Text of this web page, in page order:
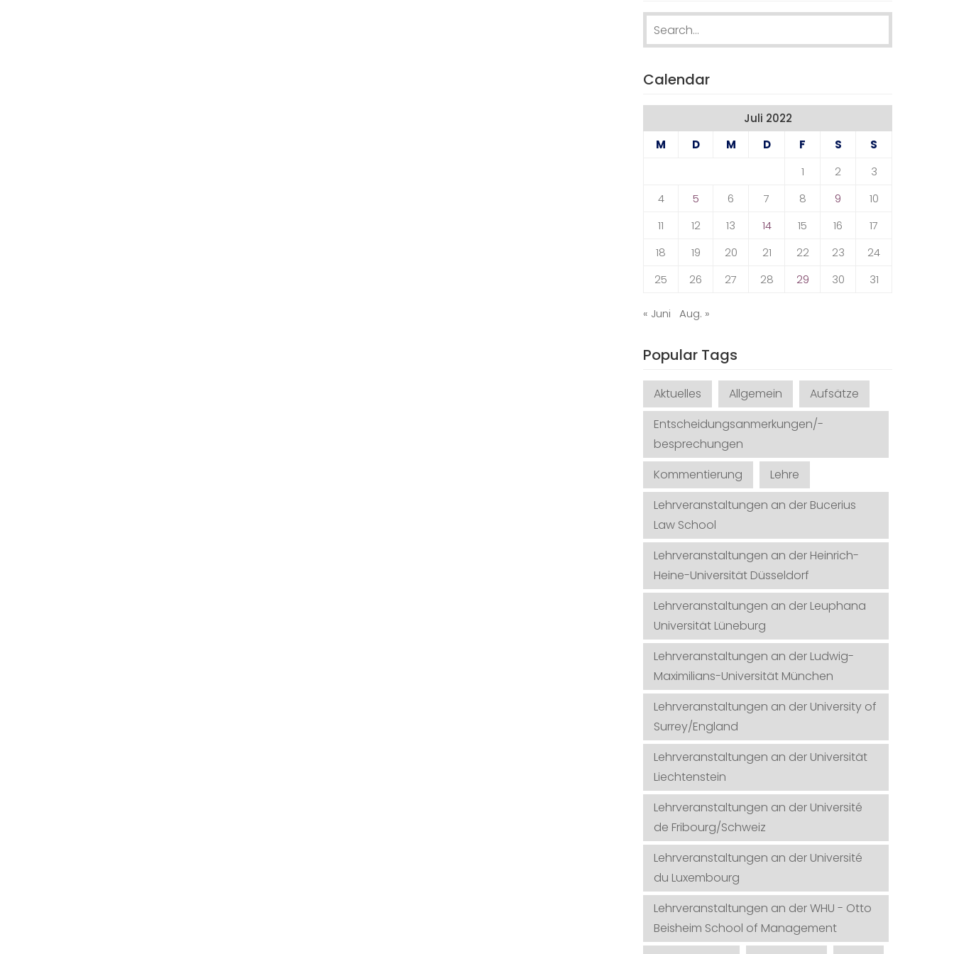
Calendar
Juli 2022
M
D M D F S
S
1
2
3
4
5 6 7 8 9
10
11
12 13 14 15 16
17
18
19 20 21 22 23
24
25
26 27 28 29 30 31
« Juni Aug. »
Popular Tags
Aktuelles Allgemein
Aufsätze
Entscheidungsanmerkungen/-
besprechungen
Kommentierung
Lehre
Lehrveranstaltungen an der Bucerius
Law School
Lehrveranstaltungen an der Heinrich-
Heine-Universität Düsseldorf
Lehrveranstaltungen an der Leuphana
Universität Lüneburg
Lehrveranstaltungen an der Ludwig-
Maximilians-Universität München
Lehrveranstaltungen an der University of
Surrey/England
Lehrveranstaltungen an der Universität
Liechtenstein
Lehrveranstaltungen an der Université
de Fribourg/Schweiz
Lehrveranstaltungen an der Université
du Luxembourg
Lehrveranstaltungen an der WHU - Otto
Beisheim School of Management